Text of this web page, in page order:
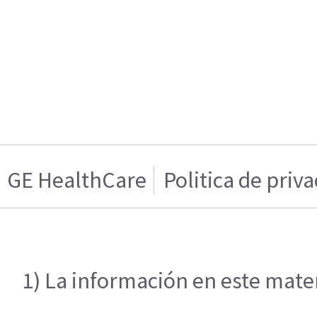
GE HealthCare Politica de
1) La información en este